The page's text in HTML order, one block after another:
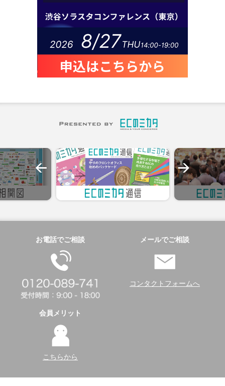
お電話でご相談 メールでご相談
コンタクトフォームへ
会員メリット
こちらから